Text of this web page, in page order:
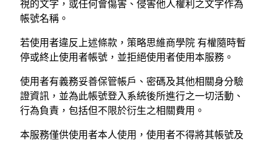
視的文字，或任何會傷害、侵害他人權利之文字作為
帳號名稱。
若使用者違反上述條款，策略思維商學院 有權隨時暫
停或終止使用者帳號，並拒絕使用者使用本服務。
使用者有義務妥善保管帳戶、密碼及其他相關身分驗
證資訊，並為此帳號登入系統後所進行之一切活動、
行為負責，包括但不限於衍生之相關費用。
本服務僅供使用者本人使用，使用者不得將其帳號及